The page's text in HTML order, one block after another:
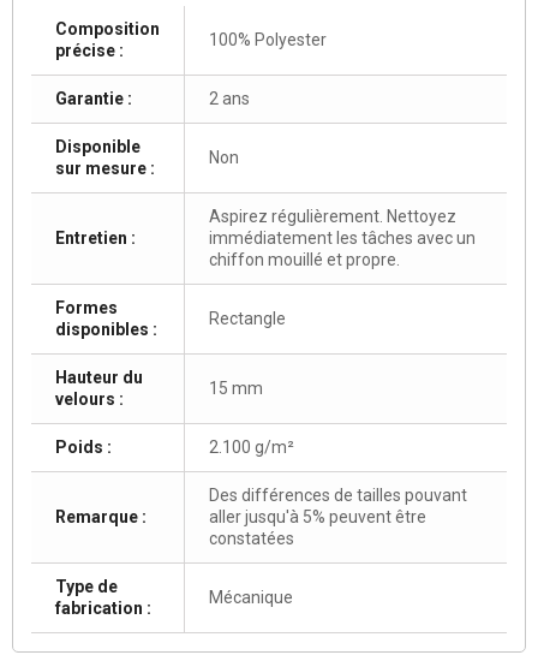
Composition
précise :
100% Polyester
Garantie : 2 ans
Disponible
sur mesure :
Non
Entretien :
Aspirez régulièrement. Nettoyez
immédiatement les tâches avec un
chiffon mouillé et propre.
Formes
disponibles :
Rectangle
Hauteur du
velours :
15 mm
Poids : 2.100 g/m²
Remarque :
Des différences de tailles pouvant
aller jusqu'à 5% peuvent être
constatées
Type de
fabrication :
Mécanique